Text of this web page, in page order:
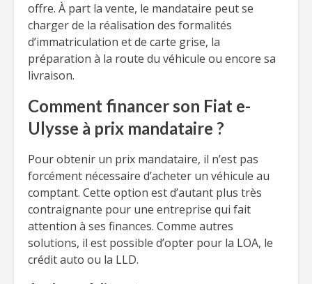
offre. À part la vente, le mandataire peut se
charger de la réalisation des formalités
d’immatriculation et de carte grise, la
préparation à la route du véhicule ou encore sa
livraison.
Comment financer son Fiat e-
Ulysse à prix mandataire ?
Pour obtenir un prix mandataire, il n’est pas
forcément nécessaire d’acheter un véhicule au
comptant. Cette option est d’autant plus très
contraignante pour une entreprise qui fait
attention à ses finances. Comme autres
solutions, il est possible d’opter pour la LOA, le
crédit auto ou la LLD.